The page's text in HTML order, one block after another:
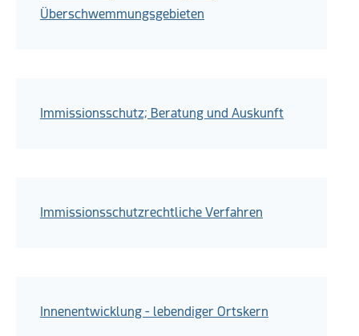
Überschwemmungsgebieten
Immissionsschutz; Beratung und Auskunft
Immissionsschutzrechtliche Verfahren
Innenentwicklung - lebendiger Ortskern